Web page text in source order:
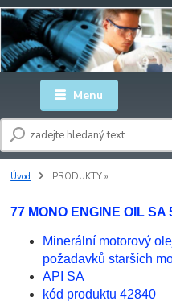
Menu
Úvod PRODUKTY »
77 MONO ENGINE OIL SA
Minerální motorový
požadavků starších
API SA
kód produktu 42840